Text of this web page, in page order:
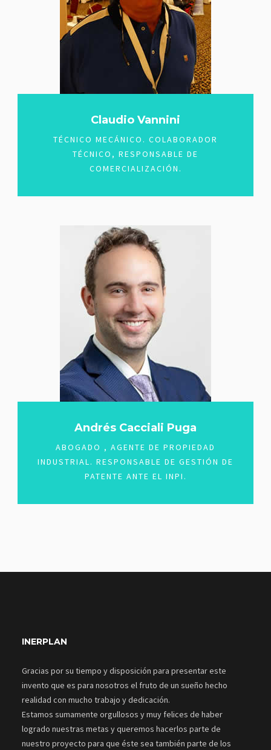
Claudio Vannini
TÉCNICO MECÁNICO. COLABORADOR
TÉCNICO, RESPONSABLE DE
COMERCIALIZACIÓN.
Andrés Cacciali Puga
ABOGADO , AGENTE DE PROPIEDAD
INDUSTRIAL. RESPONSABLE DE GESTIÓN DE
PATENTE ANTE EL INPI.
INERPLAN
Gracias por su tiempo y disposición para presentar este
invento que es para nosotros el fruto de un sueño hecho
realidad con mucho trabajo y dedicación.
Estamos sumamente orgullosos y muy felices de haber
logrado nuestras metas y queremos hacerlos parte de
nuestro proyecto para que éste sea también parte de los